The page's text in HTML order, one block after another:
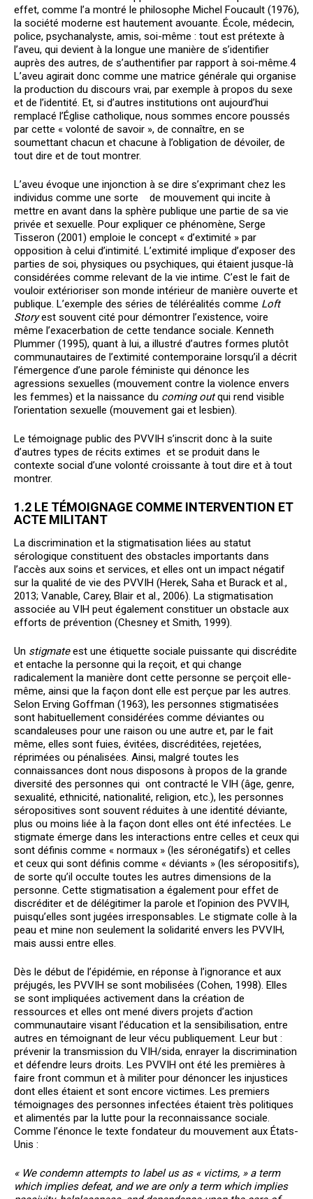
effet, comme l’a montré le philosophe Michel Foucault (1976),
la société moderne est hautement avouante. École, médecin,
police, psychanalyste, amis, soi-même : tout est prétexte à
l’aveu, qui devient à la longue une manière de s’identifier
auprès des autres, de s’authentifier par rapport à soi-même.4
L’aveu agirait donc comme une matrice générale qui organise
la production du discours vrai, par exemple à propos du sexe
et de l’identité. Et, si d’autres institutions ont aujourd’hui
remplacé l’Église catholique, nous sommes encore poussés
par cette « volonté de savoir », de connaître, en se
soumettant chacun et chacune à l’obligation de dévoiler, de
tout dire et de tout montrer.
L’aveu évoque une injonction à se dire s’exprimant chez les
individus comme une sorte de mouvement qui incite à
mettre en avant dans la sphère publique une partie de sa vie
privée et sexuelle. Pour expliquer ce phénomène, Serge
Tisseron (2001) emploie le concept « d’extimité » par
opposition à celui d’intimité. L’extimité implique d’exposer des
parties de soi, physiques ou psychiques, qui étaient jusque-là
considérées comme relevant de la vie intime. C’est le fait de
vouloir extérioriser son monde intérieur de manière ouverte et
publique. L’exemple des séries de téléréalités comme Loft
Storyest souvent cité pour démontrer l’existence, voire
même l’exacerbation de cette tendance sociale. Kenneth
Plummer (1995), quant à lui, a illustré d’autres formes plutôt
communautaires de l’extimité contemporaine lorsqu’il a décrit
l’émergence d’une parole féministe qui dénonce les
agressions sexuelles (mouvement contre la violence envers
les femmes) et la naissance du coming outqui rend visible
l’orientation sexuelle (mouvement gai et lesbien).
Le témoignage public des PVVIH s’inscrit donc à la suite
d’autres types de récits extimes et se produit dans le
contexte social d’une volonté croissante à tout dire et à tout
montrer.
1.2 LE TÉMOIGNAGE COMME INTERVENTION ET
ACTE MILITANT
La discrimination et la stigmatisation liées au statut
sérologique constituent des obstacles importants dans
l’accès aux soins et services, et elles ont un impact négatif
sur la qualité de vie des PVVIH (Herek, Saha et Burack et al.,
2013; Vanable, Carey, Blair et al., 2006). La stigmatisation
associée au VIH peut également constituer un obstacle aux
efforts de prévention (Chesney et Smith, 1999).
Un stigmateest une étiquette sociale puissante qui discrédite
et entache la personne qui la reçoit, et qui change
radicalement la manière dont cette personne se perçoit elle-
même, ainsi que la façon dont elle est perçue par les autres.
Selon Erving Goffman (1963), les personnes stigmatisées
sont habituellement considérées comme déviantes ou
scandaleuses pour une raison ou une autre et, par le fait
même, elles sont fuies, évitées, discréditées, rejetées,
réprimées ou pénalisées. Ainsi, malgré toutes les
connaissances dont nous disposons à propos de la grande
diversité des personnes qui ont contracté le VIH (âge, genre,
sexualité, ethnicité, nationalité, religion, etc.), les personnes
séropositives sont souvent réduites à une identité déviante,
plus ou moins liée à la façon dont elles ont été infectées. Le
stigmate émerge dans les interactions entre celles et ceux qui
sont définis comme « normaux » (les séronégatifs) et celles
et ceux qui sont définis comme « déviants » (les séropositifs),
de sorte qu’il occulte toutes les autres dimensions de la
personne. Cette stigmatisation a également pour effet de
discréditer et de délégitimer la parole et l’opinion des PVVIH,
puisqu’elles sont jugées irresponsables. Le stigmate colle à la
peau et mine non seulement la solidarité envers les PVVIH,
mais aussi entre elles.
Dès le début de l’épidémie, en réponse à l’ignorance et aux
préjugés, les PVVIH se sont mobilisées (Cohen, 1998). Elles
se sont impliquées activement dans la création de
ressources et elles ont mené divers projets d’action
communautaire visant l’éducation et la sensibilisation, entre
autres en témoignant de leur vécu publiquement. Leur but :
prévenir la transmission du VIH/sida, enrayer la discrimination
et défendre leurs droits. Les PVVIH ont été les premières à
faire front commun et à militer pour dénoncer les injustices
dont elles étaient et sont encore victimes. Les premiers
témoignages des personnes infectées étaient très politiques
et alimentés par la lutte pour la reconnaissance sociale.
Comme l’énonce le texte fondateur du mouvement aux États-
Unis :
« We condemn attempts to labelus as « victims, » a term
which implies defeat, and we are onlya term which implies